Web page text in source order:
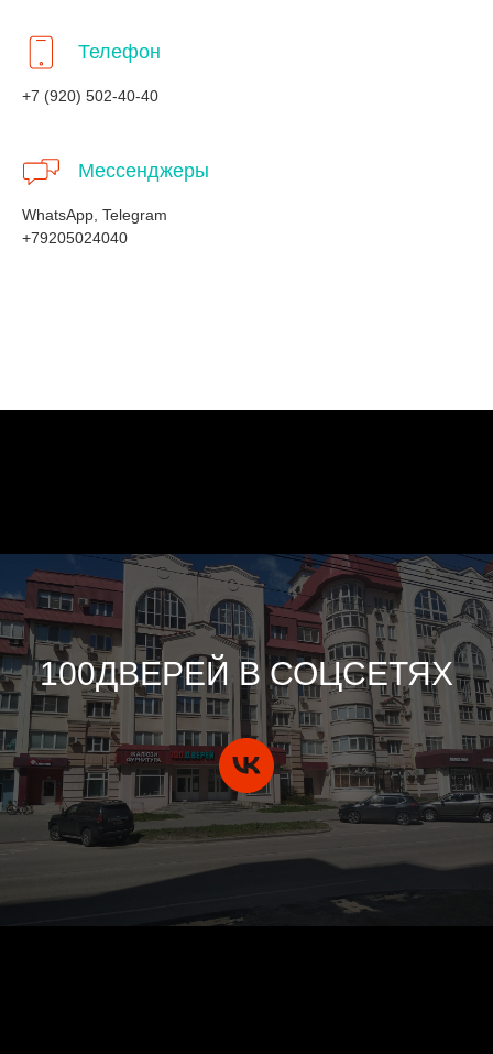
Телефон
+7 (920) 502-40-40
Мессенджеры
WhatsApp, Telegram
+79205024040
100ДВЕРЕЙ В СОЦСЕТЯХ